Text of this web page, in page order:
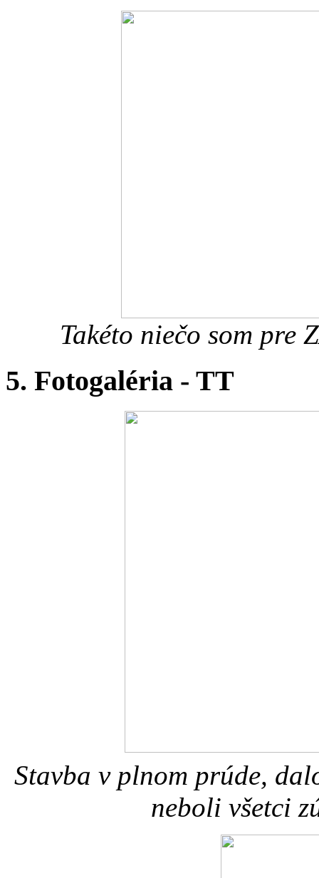
Takéto niečo som pre
5. Fotogaléria - TT
Stavba v plnom prúde,
neboli všetci